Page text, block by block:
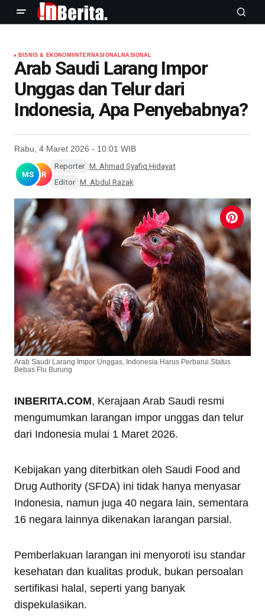
BISNIS & EKONOMI INTERNASIONALNASIONAL
Arab Saudi Larang Impor
Unggas dan Telur dari
Indonesia, Apa Penyebabnya?
Rabu, 4 Maret 2026 - 10:01 WIB
MS MR
Reporter M. Ahmad Syafiq Hidayat
Editor M. Abdul Razak
Arab Saudi Larang Impor Unggas, Indonesia Harus Perbarui Status
Bebas Flu Burung
INBERITA.COM, Kerajaan Arab Saudi resmi
mengumumkan larangan impor unggas dan telur
dari Indonesia mulai 1 Maret 2026.
Kebijakan yang diterbitkan oleh Saudi Food and
Drug Authority (SFDA) ini tidak hanya menyasar
Indonesia, namun juga 40 negara lain, sementara
16 negara lainnya dikenakan larangan parsial.
Pemberlakuan larangan ini menyoroti isu standar
kesehatan dan kualitas produk, bukan persoalan
sertifikasi halal, seperti yang banyak
dispekulasikan.